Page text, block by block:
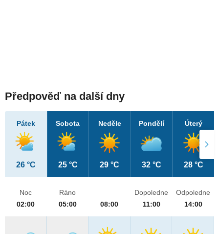
Předpověď na další dny
Pátek
26 °C
Sobota
25 °C
Neděle
29 °C
Pondělí
32 °C
Úterý
28 °C
Noc
02:00
Ráno
05:00
08:00
Dopoledne
11:00
Odpoledne
14:00